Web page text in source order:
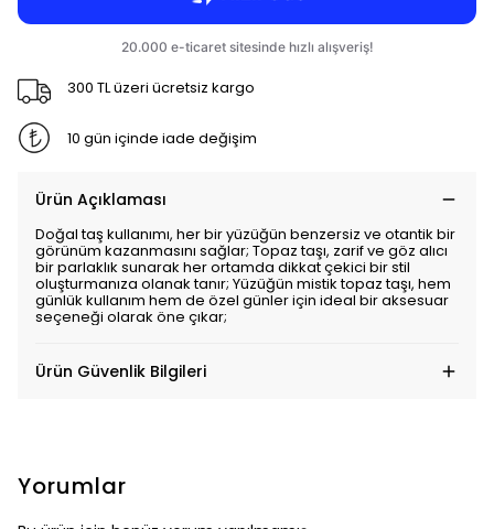
300 TL üzeri ücretsiz kargo
10 gün içinde iade değişim
Ürün Açıklaması
Doğal taş kullanımı, her bir yüzüğün benzersiz ve otantik bir
görünüm kazanmasını sağlar; Topaz taşı, zarif ve göz alıcı
bir parlaklık sunarak her ortamda dikkat çekici bir stil
oluşturmanıza olanak tanır; Yüzüğün mistik topaz taşı, hem
günlük kullanım hem de özel günler için ideal bir aksesuar
seçeneği olarak öne çıkar;
Ürün Güvenlik Bilgileri
Yorumlar